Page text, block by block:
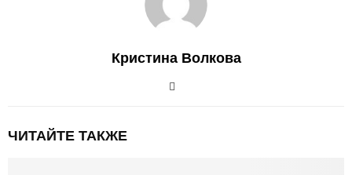
Кристина Волкова
ЧИТАЙТЕ ТАКЖЕ